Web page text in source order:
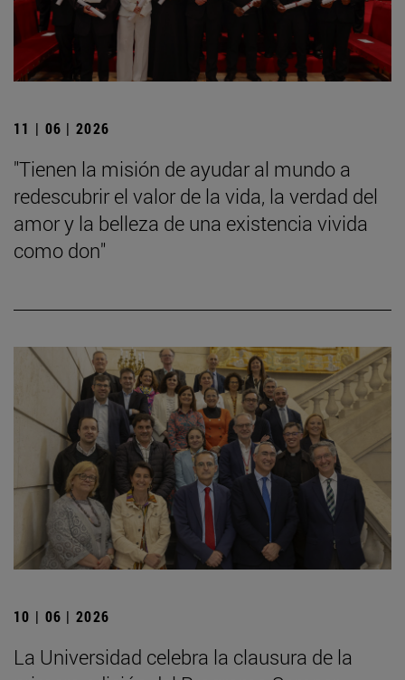
11 | 06 | 2026
"Tienen la misión de ayudar al mundo a
redescubrir el valor de la vida, la verdad del
amor y la belleza de una existencia vivida
como don"
10 | 06 | 2026
La Universidad celebra la clausura de la